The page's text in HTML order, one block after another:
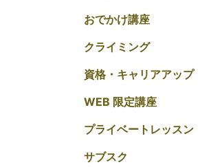
おでかけ講座
クライミング
資格・キャリアアップ
WEB 限定講座
プライベートレッスン
サブスク